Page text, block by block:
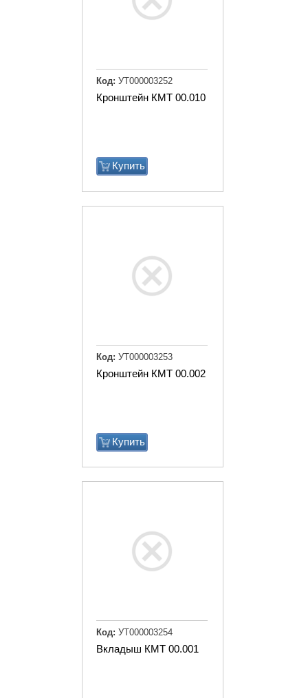
Кронштейн КМТ 00.010
Купить
Код: УТ000003252
Кронштейн КМТ 00.002
Купить
Код: УТ000003253
Вкладыш КМТ 00.001
Код: УТ000003254